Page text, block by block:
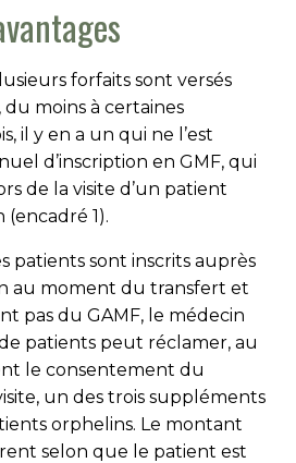
forfaits sont versés
moins à certaines
il y en a un qui ne l’est
d’inscription en GMF, qui
de la visite d’un patient
1).
patients sont inscrits auprès
au moment du transfert et
pas du GAMF, le médecin
patients peut réclamer, au
le consentement du
un des trois suppléments
orphelins. Le montant
selon que le patient est